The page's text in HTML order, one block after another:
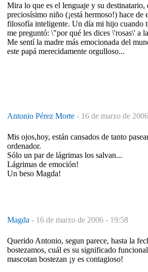
Mira lo que es el lenguaje y su destinatario,
preciosísimo niño (¡está hermoso!) hace de
filosofía inteligente. Un día mi hijo cuando
me preguntó: \"por qué les dices \'rosas\' a
Me sentí la madre más emocionada del
este papá merecidamente orgulloso...
Antonio Pérez Morte - 16 de marzo de
Mis ojos,hoy, están cansados de tanto
ordenador.
Sólo un par de lágrimas los salvan...
Lágrimas de emoción!
Un beso Magda!
Magda - 16 de marzo de 2006 - 19:58
Querido Antonio, segun parece, hasta la
bostezamos, cuál es su significado
mascotan bostezan ¡y es contagioso!